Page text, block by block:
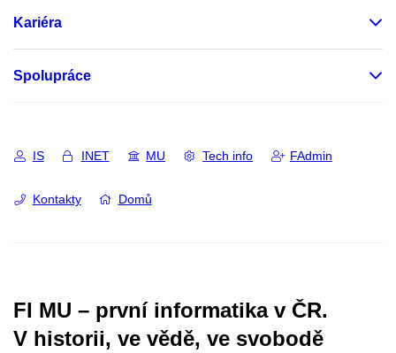
Kariéra
Spolupráce
IS INET MU Tech info FAdmin
Kontakty Domů
FI MU – první informatika v ČR.
V historii, ve vědě, ve svobodě